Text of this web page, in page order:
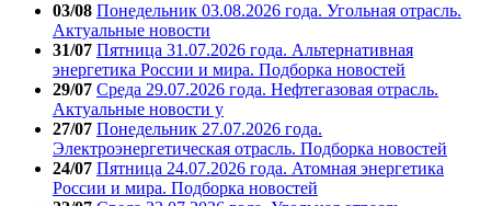
03/08 Понедельник 03.08.2026 года. Угольная отрасль.
Актуальные новости
31/07 Пятница 31.07.2026 года. Альтернативная
энергетика России и мира. Подборка новостей
29/07 Среда 29.07.2026 года. Нефтегазовая отрасль.
Актуальные новости у
27/07 Понедельник 27.07.2026 года.
Электроэнергетическая отрасль. Подборка новостей
24/07 Пятница 24.07.2026 года. Атомная энергетика
России и мира. Подборка новостей